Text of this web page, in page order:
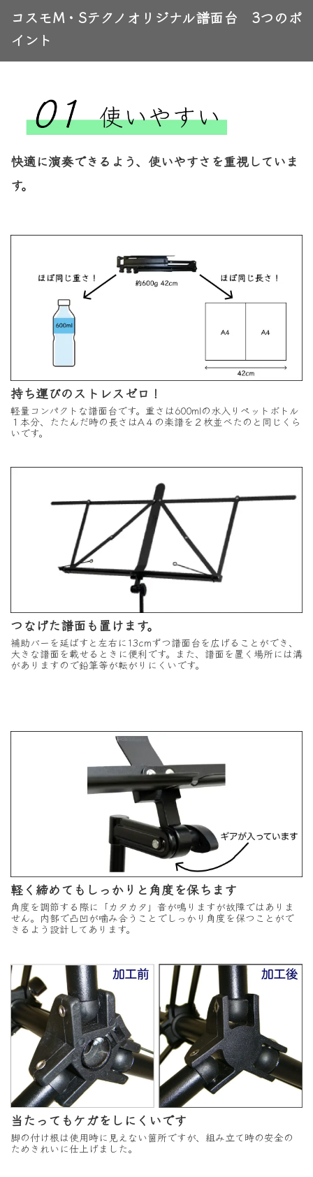
コスモM・Sテクノオリジナル譜面台 3つのポ
イント
快適に演奏できるよう、使いやすさを重視していま
す。
持ち運びのストレスゼロ！
軽量コンパクトな譜面台です。重さは600mlの水入りペットボトル
１本分、たたんだ時の長さはA４の楽譜を２枚並べたのと同じくら
いです。
つなげた譜面も置けます。
補助バーを延ばすと左右に13cmずつ譜面台を広げることができ、
大きな譜面を載せるときに便利です。また、譜面を置く場所には溝
がありますので鉛筆等が転がりにくいです。
軽く締めてもしっかりと角度を保ちます
角度を調節する際に「カタカタ」音が鳴りますが故障ではありま
せん。内部で凸凹が噛み合うことでしっかり角度を保つことがで
きるよう設計してあります。
当たってもケガをしにくいです
脚の付け根は使用時に見えない箇所ですが、組み立て時の安全の
ためきれいに仕上げました。